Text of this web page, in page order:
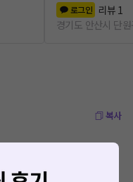
로그인 리뷰 1
경기도 안산시 단
복사